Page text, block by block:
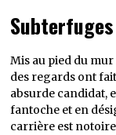
Subterfuges
Mis au pied du
des regards ont
absurde candidat,
fantoche et en
carrière est